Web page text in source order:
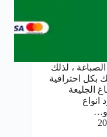
، لذلك
احترافية
الجليعة
انواع